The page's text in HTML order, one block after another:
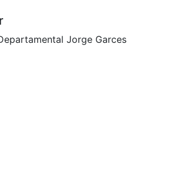
Jorge Garces